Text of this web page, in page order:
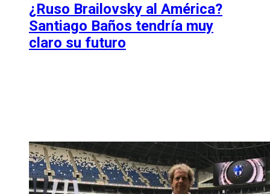
¿Ruso Brailovsky al América?
Santiago Baños tendría muy
claro su futuro